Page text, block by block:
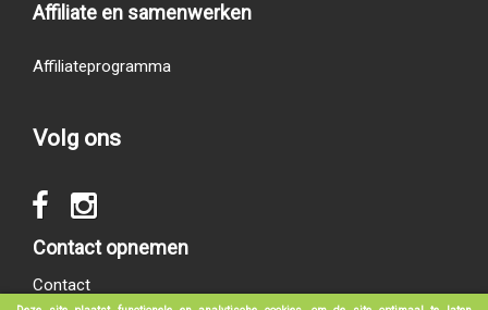
Affiliate en samenwerken
Affiliateprogramma
Volg ons
Contact opnemen
Contact